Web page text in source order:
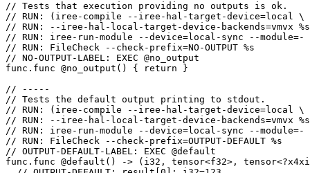
// Tests that execution providing no outputs is ok.
// RUN: (iree-compile --iree-hal-target-device=local \
// RUN: --iree-hal-local-target-device-backends=vmvx
// RUN: iree-run-module --device=local-sync --
// RUN: FileCheck --check-prefix=NO-OUTPUT %s
// NO-OUTPUT-LABEL: EXEC @no_output
func.func @no_output() { return }
// -----
// Tests the default output printing to stdout.
// RUN: (iree-compile --iree-hal-target-device=local \
// RUN: --iree-hal-local-target-device-backends=vmvx
// RUN: iree-run-module --device=local-sync --
// RUN: FileCheck --check-prefix=OUTPUT-DEFAULT %s
// OUTPUT-DEFAULT-LABEL: EXEC @default
func.func @default() -> (i32, tensor<f32>,